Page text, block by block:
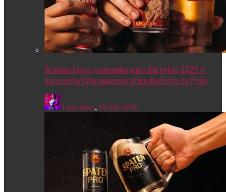
Brahma lança campanha para Barretos 2026 e
apresenta lata comemorativa da Festa do Peão
Livia Alves, 05/08/2026